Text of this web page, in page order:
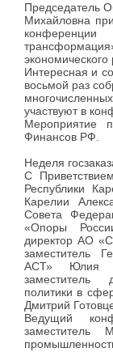
Председатель
Михайловна
конференции
Интересная и
восьмой раз
участвуют в
Мероприятие
Финансов РФ.
Неделя
С
Республики
Карелии
Совета
«Опоры
директор АО
заместитель
АСТ» Юлия
заместитель
политики в
Дмитрий
Ведущий
заместитель